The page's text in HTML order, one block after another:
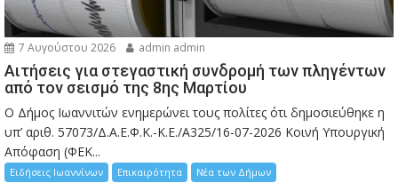
7 Αυγούστου 2026 admin admin
Αιτήσεις για στεγαστική συνδρομή των πληγέντων
από τον σεισμό της 8ης Μαρτίου
Ο Δήμος Ιωαννιτών ενημερώνει τους πολίτες ότι δημοσιεύθηκε η
υπ’ αριθ. 57073/Δ.Α.Ε.Φ.Κ.-Κ.Ε./Α325/16-07-2026 Κοινή Υπουργική
Απόφαση (ΦΕΚ...
Ειδήσεις Ιωαννίνων Επικαιρότητα Νέα των Δήμων